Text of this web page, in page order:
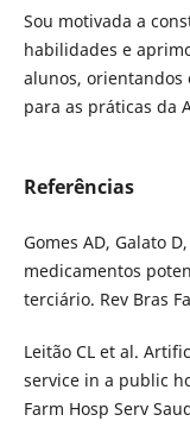
Sou motivada a
habilidades e
alunos, orientandos
para as práticas da
Referências
Gomes AD, Galato
medicamentos
terciário. Rev Bras
Leitão CL et al.
service in a public
Farm Hosp Serv